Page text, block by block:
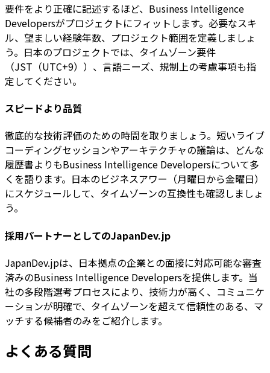
要件をより正確に記述するほど、Business Intelligence
Developersがプロジェクトにフィットします。必要なスキ
ル、望ましい経験年数、プロジェクト範囲を定義しましょ
う。日本のプロジェクトでは、タイムゾーン要件
（JST（UTC+9））、言語ニーズ、規制上の考慮事項も指
定してください。
スピードより品質
徹底的な技術評価のための時間を取りましょう。短いライブ
コーディングセッションやアーキテクチャの議論は、どんな
履歴書よりもBusiness Intelligence Developersについて多
くを語ります。日本のビジネスアワー（月曜日から金曜日）
にスケジュールして、タイムゾーンの互換性も確認しましょ
う。
採用パートナーとしてのJapanDev.jp
JapanDev.jpは、日本拠点の企業との面接に対応可能な審査
済みのBusiness Intelligence Developersを提供します。当
社の多段階選考プロセスにより、技術力が高く、コミュニケ
ーションが明確で、タイムゾーンを超えて信頼性のある、マ
ッチする候補者のみをご紹介します。
よくある質問